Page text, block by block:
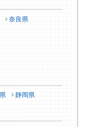
奈良県
静岡県